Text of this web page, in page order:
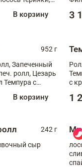
В корзину 3
952 г
Запеченный
ролл, Цезарь
Темпура с
В корзину
с
1
242 г
сыр